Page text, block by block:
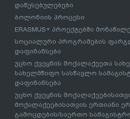
დაწესებულებები
ბოლონიის პროცესი
ERASMUS+ პროექტებში
სოციალური პროგრამების
დაფინანსება
უცხო ქვეყნის მოქალაქეეთა
სახელმწიფო სასწავლო
დაფინანსება
უცხო ქვეყნის
მოქალაქეებისათვის ერთიანი
გამოცდების/საერთო